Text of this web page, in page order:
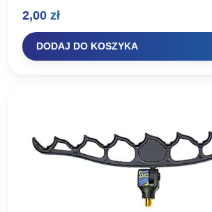
2,00 zł
DODAJ DO KOSZYKA